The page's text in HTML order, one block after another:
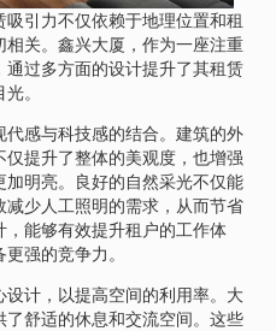
引力不仅依赖于地理位置和租
关。鑫兴大厦，作为一座注重
过多方面的设计提升了其租赁
。
感与科技感的结合。建筑的外
提升了整体的美观度，也增强
明亮。良好的自然采光不仅能
少人工照明的需求，从而节省
能够有效提升租户的工作体
强的竞争力。
计，以提高空间的利用率。大
舒适的休息和交流空间。这些